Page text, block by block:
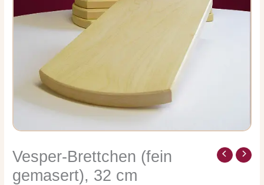
Vesper-Brettchen (fein
gemasert), 32 cm
Vesper-
Brettchen
(fein